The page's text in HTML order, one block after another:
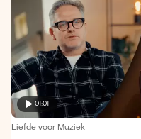
01:01
Liefde voor Muziek